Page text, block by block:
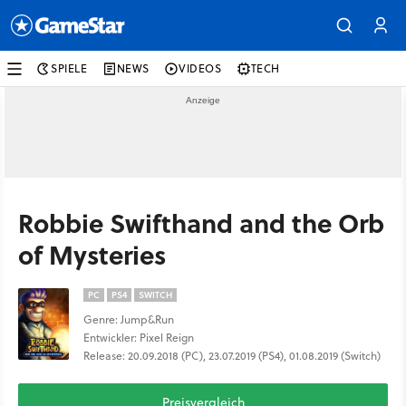
SPIELE NEWS VIDEOS TECH
Robbie Swifthand and the Orb
of Mysteries
PC PS4 SWITCH
Genre: Jump&Run
Entwickler: Pixel Reign
Release: 20.09.2018 (PC), 23.07.2019 (PS4), 01.08.2019 (Switch)
Preisvergleich